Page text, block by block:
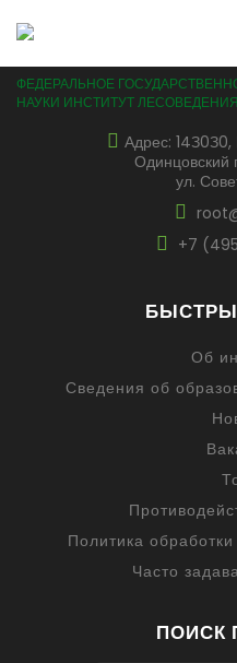
ФЕДЕРАЛЬНОЕ
НАУКИ ИНСТИТУТ
Адрес: 14З0З0,
Одинцовский
ул.
+7
Об
Сведения об
Политика
Часто
ПОИСК